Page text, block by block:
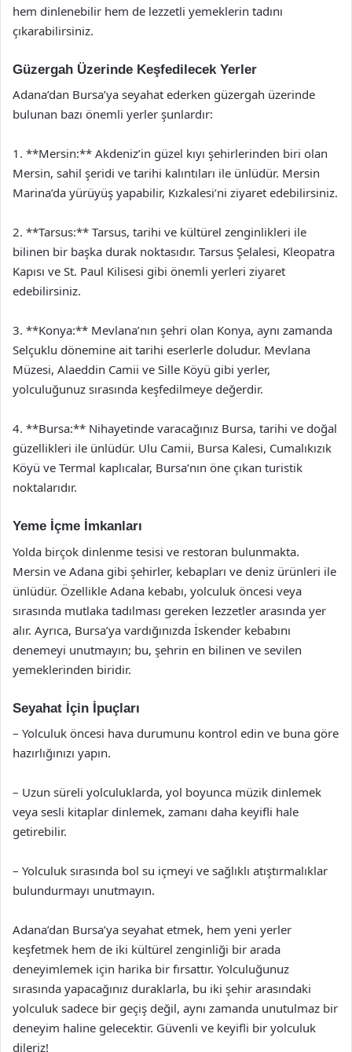
hem dinlenebilir hem de lezzetli yemeklerin tadını
çıkarabilirsiniz.
Güzergah Üzerinde Keşfedilecek Yerler
Adana’dan Bursa’ya seyahat ederken güzergah üzerinde
bulunan bazı önemli yerler şunlardır:
1. **Mersin:** Akdeniz’in güzel kıyı şehirlerinden biri olan
Mersin, sahil şeridi ve tarihi kalıntıları ile ünlüdür. Mersin
Marina’da yürüyüş yapabilir, Kızkalesi’ni ziyaret edebilirsiniz.
2. **Tarsus:** Tarsus, tarihi ve kültürel zenginlikleri ile
bilinen bir başka durak noktasıdır. Tarsus Şelalesi, Kleopatra
Kapısı ve St. Paul Kilisesi gibi önemli yerleri ziyaret
edebilirsiniz.
3. **Konya:** Mevlana’nın şehri olan Konya, aynı zamanda
Selçuklu dönemine ait tarihi eserlerle doludur. Mevlana
Müzesi, Alaeddin Camii ve Sille Köyü gibi yerler,
yolculuğunuz sırasında keşfedilmeye değerdir.
4. **Bursa:** Nihayetinde varacağınız Bursa, tarihi ve doğal
güzellikleri ile ünlüdür. Ulu Camii, Bursa Kalesi, Cumalıkızık
Köyü ve Termal kaplıcalar, Bursa’nın öne çıkan turistik
noktalarıdır.
Yeme İçme İmkanları
Yolda birçok dinlenme tesisi ve restoran bulunmakta.
Mersin ve Adana gibi şehirler, kebapları ve deniz ürünleri ile
ünlüdür. Özellikle Adana kebabı, yolculuk öncesi veya
sırasında mutlaka tadılması gereken lezzetler arasında yer
alır. Ayrıca, Bursa’ya vardığınızda İskender kebabını
denemeyi unutmayın; bu, şehrin en bilinen ve sevilen
yemeklerinden biridir.
Seyahat İçin İpuçları
– Yolculuk öncesi hava durumunu kontrol edin ve buna göre
hazırlığınızı yapın.
– Uzun süreli yolculuklarda, yol boyunca müzik dinlemek
veya sesli kitaplar dinlemek, zamanı daha keyifli hale
getirebilir.
– Yolculuk sırasında bol su içmeyi ve sağlıklı atıştırmalıklar
bulundurmayı unutmayın.
Adana’dan Bursa’ya seyahat etmek, hem yeni yerler
keşfetmek hem de iki kültürel zenginliği bir arada
deneyimlemek için harika bir fırsattır. Yolculuğunuz
sırasında yapacağınız duraklarla, bu iki şehir arasındaki
yolculuk sadece bir geçiş değil, aynı zamanda unutulmaz bir
deneyim haline gelecektir. Güvenli ve keyifli bir yolculuk
dileriz!